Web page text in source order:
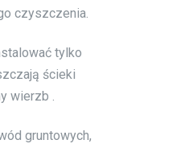
czyszczenia.
tylko
ścieki
wierzb .
gruntowych,